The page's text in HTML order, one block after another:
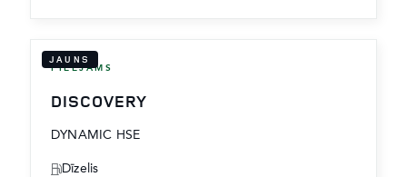
JAUNS
PIEEJAMS
DISCOVERY
DYNAMIC HSE
Dīzelis